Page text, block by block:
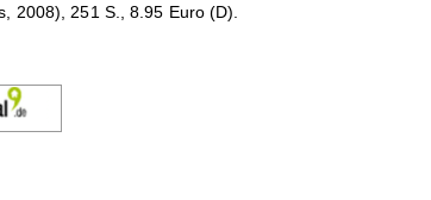
2008), 251 S., 8.95 Euro (D).